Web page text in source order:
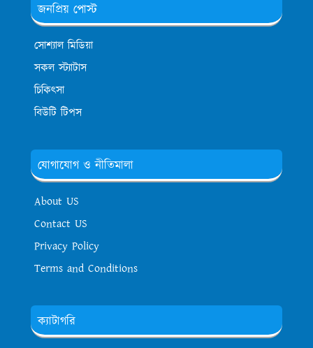
জনপ্রিয় পোস্ট
সোশ্যাল মিডিয়া
সকল স্ট্যাটাস
চিকিৎসা
বিউটি টিপস
যোগাযোগ ও নীতিমালা
About US
Contact US
Privacy Policy
Terms and Conditions
ক্যাটাগরি